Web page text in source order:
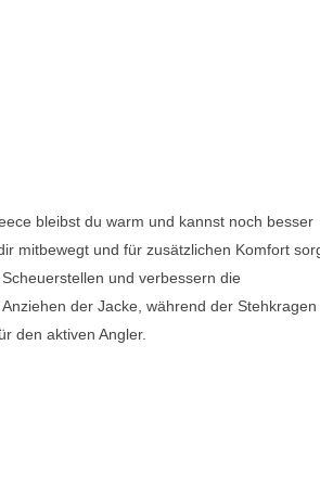
bleibst du warm und kannst noch besser
mitbewegt und für zusätzlichen Komfort
und verbessern die
der Jacke, während der Stehkragen
den aktiven Angler.